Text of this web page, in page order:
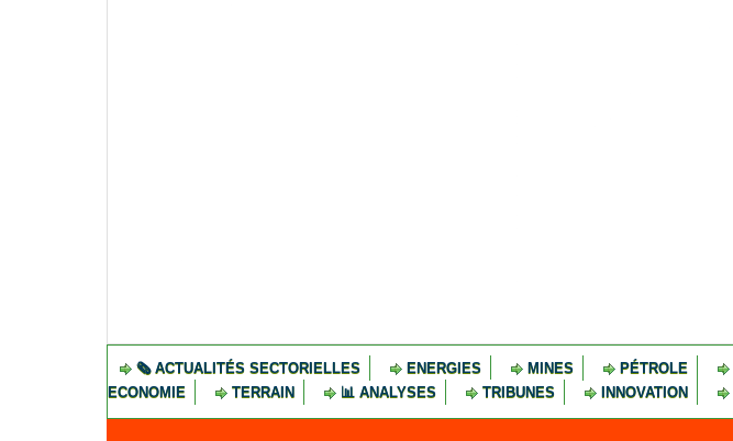
🗞️ ACTUALITÉS SECTORIELLES ENERGIES MINES PÉTROLE
ECONOMIE
TERRAIN 📊 ANALYSES TRIBUNES INNOVATION